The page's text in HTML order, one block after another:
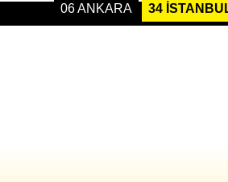
06 ANKARA 34